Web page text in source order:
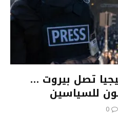
تصل بيروت …
للسياسين
0